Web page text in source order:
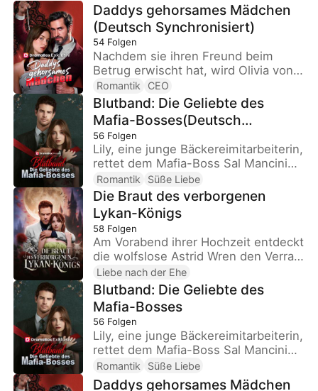
Daddys gehorsames Mädchen
(Deutsch Synchronisiert)
54 Folgen
Nachdem sie ihren Freund beim
Betrug erwischt hat, wird Olivia von
dessen mächtigem, dominantem
Vater angezogen. Was als Rache
beginnt, entwickelt sich zu einem
gefährlichen Spiel aus Verlangen,
Geheimnissen und Kontrolle, bei dem
sie mehr als nur ihr Herz verlieren
könnte...
Romantik CEO
Blutband: Die Geliebte des
Mafia-Bosses(Deutsch
Synchronisiert)
56 Folgen
Lily, eine junge Bäckereimitarbeiterin,
rettet dem Mafia-Boss Sal Mancini
mit ihrem seltenen Blut das Leben
und gerät dadurch in seine
gefährliche Welt aus Macht und
Gewalt. Nach ihrer Rettung wachsen
Nähe und Gefühle, doch Verrat,
Eifersucht und Biancas Wahnsinn
bedrohen ihre Liebe. Trotzdem wird
ihre Bindung immer stärker, bis sie
heiraten und Zwillinge erwarten - ein
hart erkämpftes, aber glückliches
Ende.
Romantik Süße Liebe
Die Braut des verborgenen
Lykan-Königs
58 Folgen
Am Vorabend ihrer Hochzeit entdeckt
die wolfslose Astrid Wren den Verrat
ihres Verlobten. Durch ein
Schicksalsspiel heiratet sie Lucian
Blackwood, ohne zu wissen, dass er
der verborgene Lykan-König ist. Ein
Vertrag bindet sie, doch
Leidenschaft, Geheimnisse und
Machtkämpfe bestimmen bald ihr
Schicksal.
Liebe nach der Ehe
Blutband: Die Geliebte des
Mafia-Bosses
56 Folgen
Lily, eine junge Bäckereimitarbeiterin,
rettet dem Mafia-Boss Sal Mancini
mit ihrem seltenen Blut das Leben
und gerät dadurch in seine
Romantik Süße Liebe
Daddys gehorsames Mädchen